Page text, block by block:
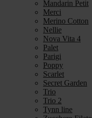
Mandarin Petit
Merci
Merino Cotton
Nellie
Nova Vita 4
Palet
Parigi
Poppy
Scarlet
Secret Garden
Trio
Trio 2
Tynn line